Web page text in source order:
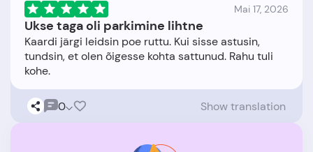
Mai 17, 2026
Ukse taga oli parkimine lihtne
Kaardi järgi leidsin poe ruttu. Kui sisse astusin,
tundsin, et olen õigesse kohta sattunud. Rahu tuli
0 Show translation